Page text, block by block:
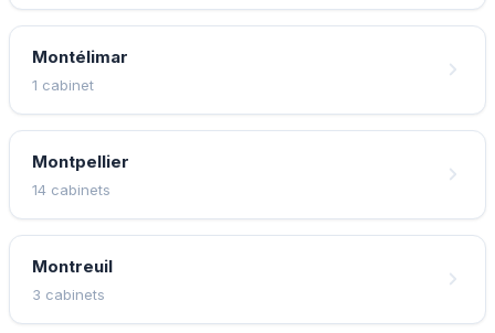
Montélimar
1 cabinet
Montpellier
14 cabinets
Montreuil
3 cabinets